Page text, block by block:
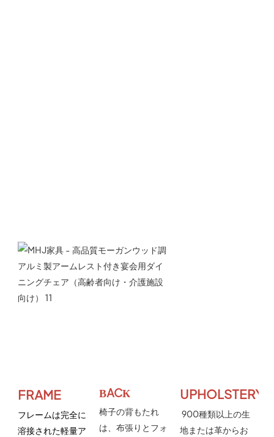
FRAME
フレームは完全に
溶接された軽量ア
ВACК
椅子の背もたれ
は、布張りとフォ
UPHOLSTERY
900種類以上の生
地または革からお